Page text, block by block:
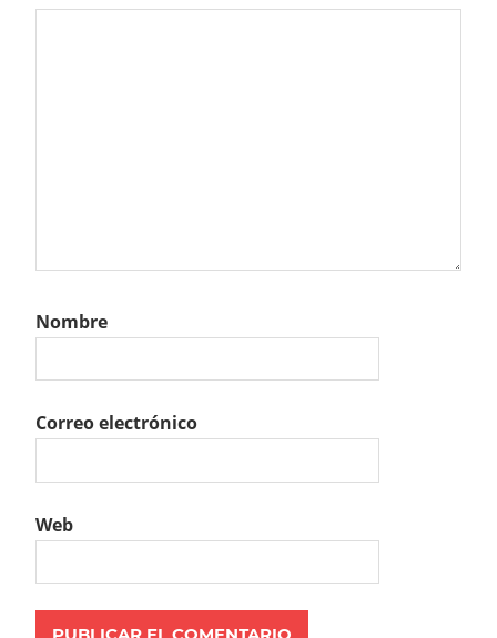
Nombre
Correo electrónico
Web